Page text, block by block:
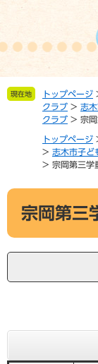
の
で
ー
ば 現在地 トップページ
クラブ > 志
クラブ > 宗
トップページ
> 志木市子ど
> 宗岡第三学
本
宗岡第三